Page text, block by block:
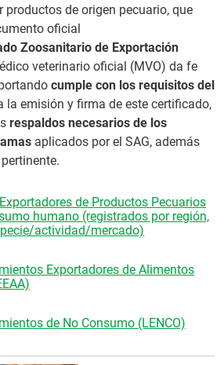
productos de origen pecuario, que
oficial
Zoosanitario de Exportación
veterinario oficial (MVO) da fe
cumple con los requisitos del
la emisión y firma de este certificado,
respaldos necesarios de los
aplicados por el SAG, además
de Productos Pecuarios
humano (registrados por región,
actividad/mercado)
Exportadores de Alimentos
de No Consumo (LENCO)